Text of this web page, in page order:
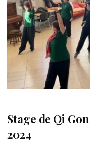
Stage de Qi
2024